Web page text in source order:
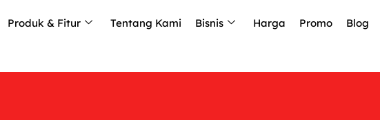
Produk & Fitur Tentang Kami Bisnis Harga Promo Blog